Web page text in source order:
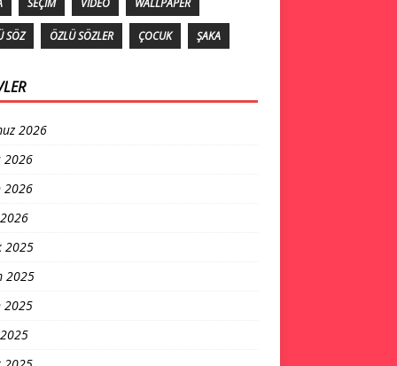
SÖZ ÖZLÜ SÖZLER ÇOCUK ŞAKA
2026
2026
2026
2025
2025
2025